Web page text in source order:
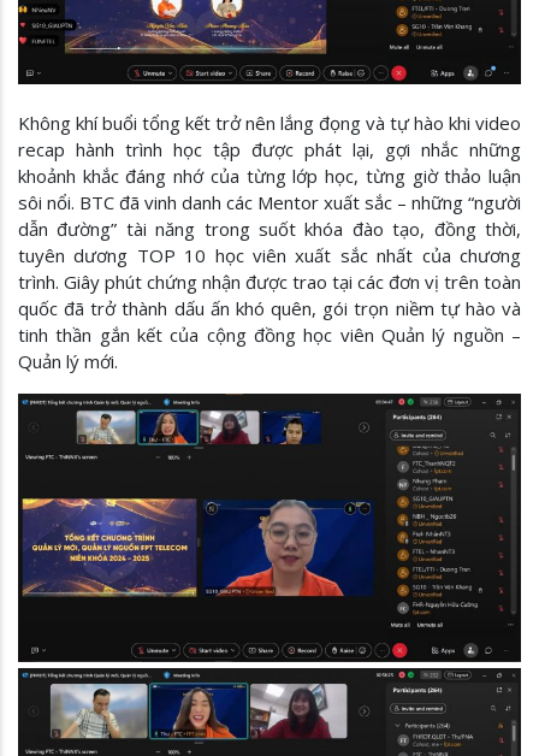
Không khí buổi tổng kết trở nên lắng đọng và tự hào khi video
recap hành trình học tập được phát lại, gợi nhắc những
khoảnh khắc đáng nhớ của từng lớp học, từng giờ thảo luận
sôi nổi. BTC đã vinh danh các Mentor xuất sắc – những “người
dẫn đường” tài năng trong suốt khóa đào tạo, đồng thời,
tuyên dương TOP 10 học viên xuất sắc nhất của chương
trình. Giây phút chứng nhận được trao tại các đơn vị trên toàn
quốc đã trở thành dấu ấn khó quên, gói trọn niềm tự hào và
tinh thần gắn kết của cộng đồng học viên Quản lý nguồn –
Quản lý mới.